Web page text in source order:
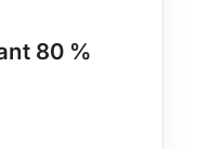
80 %